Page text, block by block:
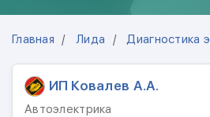
Главная Лида Диагностика
ИП Ковалев А.А.
Автоэлектрика